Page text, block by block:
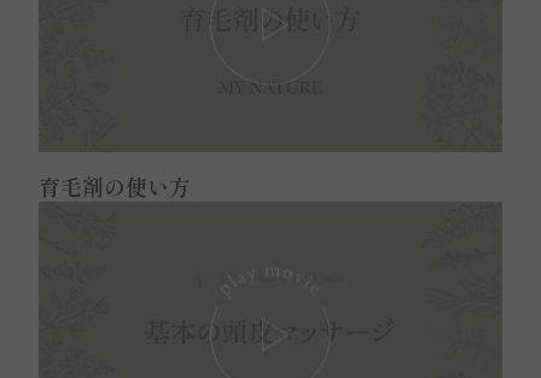
Play: Keynote (Google I/O
育毛剤の使い方
Play: Keynote (Google I/O